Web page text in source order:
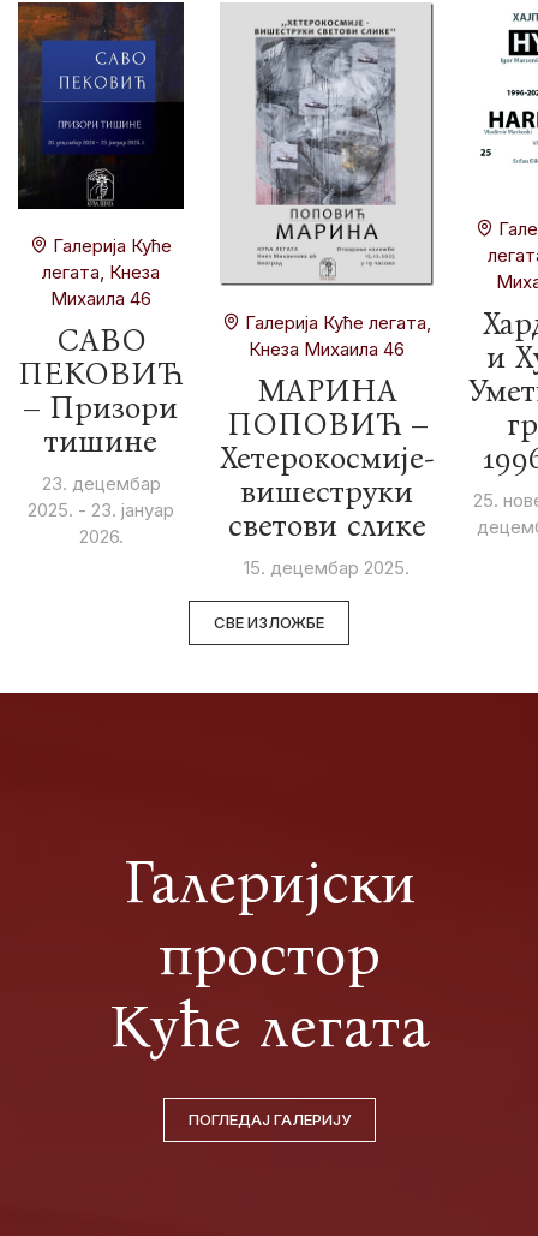
Галерија Куће
легата, Кнеза
Михаила 46
САВО
ПЕКОВИЋ
– Призори
тишине
23. децембар
2025. - 23. јануар
2026.
Галерија Куће легата,
Кнеза Михаила 46
МАРИНА
ПОПОВИЋ –
Хетерокосмије-
вишеструки
светови слике
15. децембар 2025.
и
25.
СВЕ ИЗЛОЖБЕ
Галеријски
простор
Куће легата
ПОГЛЕДАЈ ГАЛЕРИЈУ